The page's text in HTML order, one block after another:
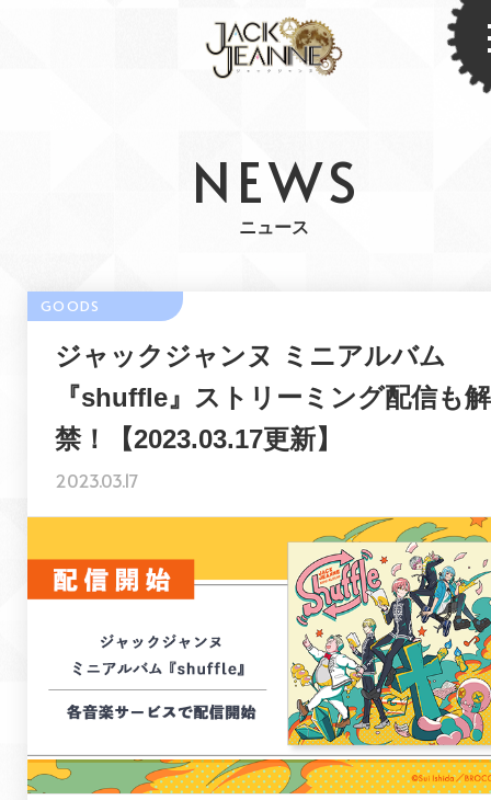
NEWS
ニュース
ジャックジャンヌ ミニアルバム
『shuffle』ストリーミング配信も解
禁！
【2023.03.17更新】
2023.03.17